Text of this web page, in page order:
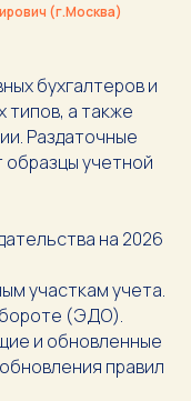
(г.Москва)
бухгалтеров и
типов, а также
Раздаточные
учетной
на 2026
участкам учета.
(ЭДО).
и обновленные
правил